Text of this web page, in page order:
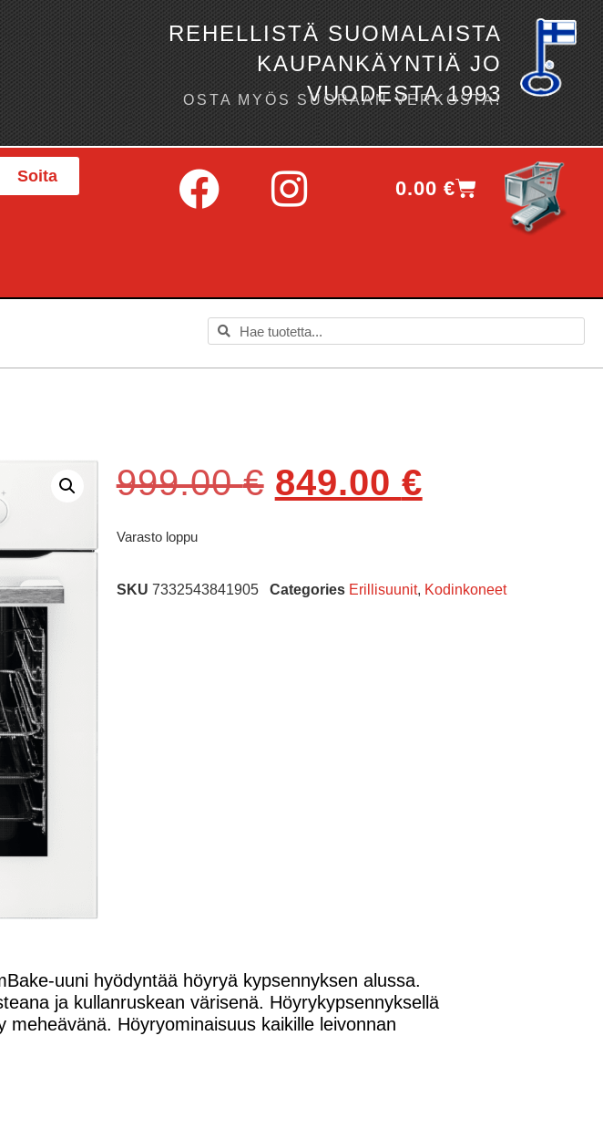
REHELLISTÄ SUOMALAISTA
KAUPANKÄYNTIÄ JO
VUODESTA 1993
OSTA MYÖS SUORAAN VERKOSTA!
Soita
0.00€
999.00€ 849.00 €
Varasto loppu
SKU 7332543841905 Categories Erillisuunit, Kodinkoneet
uuni hyödyntää höyryä kypsennyksen alussa.
ja kullanruskean värisenä. Höyrykypsennyksellä
Höyryominaisuus kaikille leivonnan